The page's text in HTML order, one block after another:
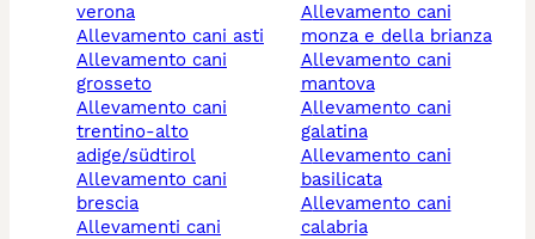
verona
allevamento cani asti
allevamento cani
grosseto
allevamento cani
trentino-alto
adige/südtirol
allevamento cani
brescia
allevamenti cani
allevamento cani
monza e della brianza
allevamento cani
mantova
allevamento cani
galatina
allevamento cani
basilicata
allevamento cani
calabria